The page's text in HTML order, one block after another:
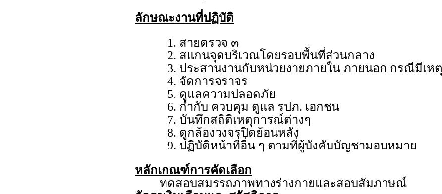
ลักษณะงานที่ปฏิบัติ
สายตรวจ ๓
สแกนจุดบริเวณโดยรอบพื้นที่ส่วนกลาง
ประสานงานกับหน่วยงายภายใน ภายนอก กรณีมีเหตุ
จัดการจราจร
ดูแลความปลอดภัย
กำกับ ควบคุม ดูแล รปภ. เอกชน
บันทึกสถิติเหตุการณ์ต่างๆ
ดูกล้องวงจรปิดย้อนหลัง
ปฏิบัติหน้าที่อื่น ๆ ตามที่ผู้บังคับบัญชามอบหมาย
หลักเกณฑ์การคัดเลือก
ทดสอบสมรรถภาพทางร่างกายและสอบสัมภาษณ์